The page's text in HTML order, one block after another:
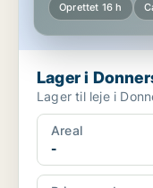
Oprettet 16 h
Lager i
Lager
Areal
-